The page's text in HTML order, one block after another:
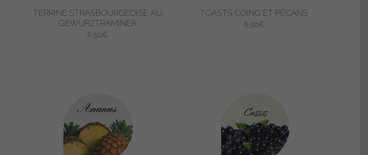
TERRINE STRASBOURGEOISE AU
GEWURZTRAMINER
6,50€
TOASTS COING ET PÉCANS
6,50€